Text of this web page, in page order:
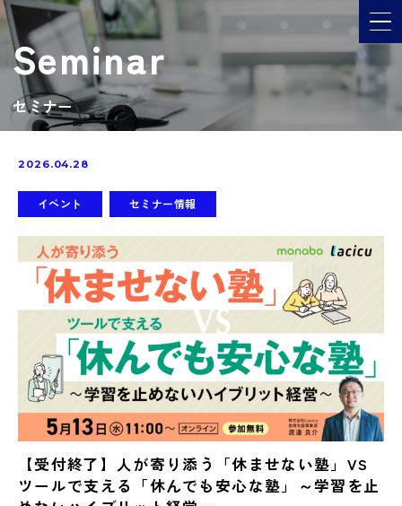
メ
Seminar
セミナー
2026.04.28
イベント セミナー情報
【受付終了】人が寄り添う「休ませない塾」VS
ツールで支える「休んでも安心な塾」～学習を止